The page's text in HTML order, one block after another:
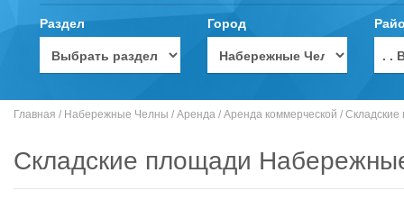
Раздел Город
. .
Главная / Набережные Челны / Аренда / Аренда коммерческой /
Складские площади